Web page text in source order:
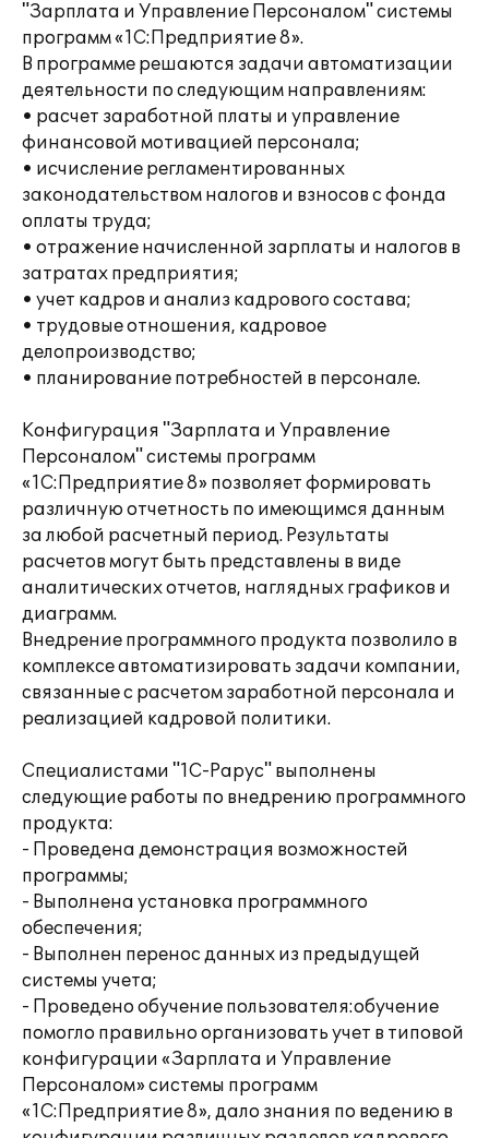
"Зарплата и Управление Персоналом" системы
программ «1С:Предприятие 8».
В программе решаются задачи автоматизации
деятельности по следующим направлениям:
• расчет заработной платы и управление
финансовой мотивацией персонала;
• исчисление регламентированных
законодательством налогов и взносов с фонда
оплаты труда;
• отражение начисленной зарплаты и налогов в
затратах предприятия;
• учет кадров и анализ кадрового состава;
• трудовые отношения, кадровое
делопроизводство;
• планирование потребностей в персонале.
Конфигурация "Зарплата и Управление
Персоналом" системы программ
«1С:Предприятие 8» позволяет формировать
различную отчетность по имеющимся данным
за любой расчетный период. Результаты
расчетов могут быть представлены в виде
аналитических отчетов, наглядных графиков и
диаграмм.
Внедрение программного продукта позволило в
комплексе автоматизировать задачи компании,
связанные с расчетом заработной персонала и
реализацией кадровой политики.
Специалистами "1С-Рарус" выполнены
следующие работы по внедрению программного
продукта:
- Проведена демонстрация возможностей
программы;
- Выполнена установка программного
обеспечения;
- Выполнен перенос данных из предыдущей
системы учета;
- Проведено обучение пользователя:обучение
помогло правильно организовать учет в типовой
конфигурации «Зарплата и Управление
Персоналом» системы программ
«1С:Предприятие 8», дало знания по ведению в